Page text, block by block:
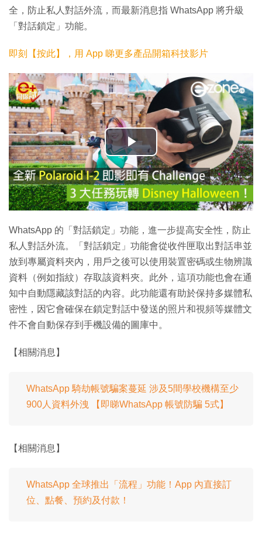
全，防止私人對話外流，而最新消息指 WhatsApp 將升級
「對話鎖定」功能。
即刻【按此】，用 App 睇更多產品開箱科技影片
播
放
影
片
WhatsApp 的「對話鎖定」功能，進一步提高安全性，防止
私人對話外流。「對話鎖定」功能會從收件匣取出對話串並
放到專屬資料夾內，用戶之後可以使用裝置密碼或生物辨識
資料（例如指紋）存取該資料夾。此外，這項功能也會在通
知中自動隱藏該對話的內容。此功能還有助於保持多媒體私
密性，因它會確保在鎖定對話中發送的照片和視頻等媒體文
件不會自動保存到手機設備的圖庫中。
【相關消息】
WhatsApp 騎劫帳號騙案蔓延 涉及5間學校機構至少
900人資料外洩 【即睇WhatsApp 帳號防騙 5式】
【相關消息】
WhatsApp 全球推出「流程」功能！App 內直接訂
位、點餐、預約及付款！